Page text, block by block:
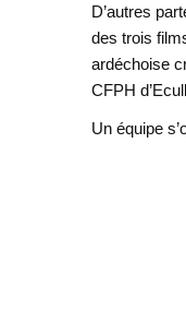
D’autres
des trois
ardéchoise
CFPH
Un équipe